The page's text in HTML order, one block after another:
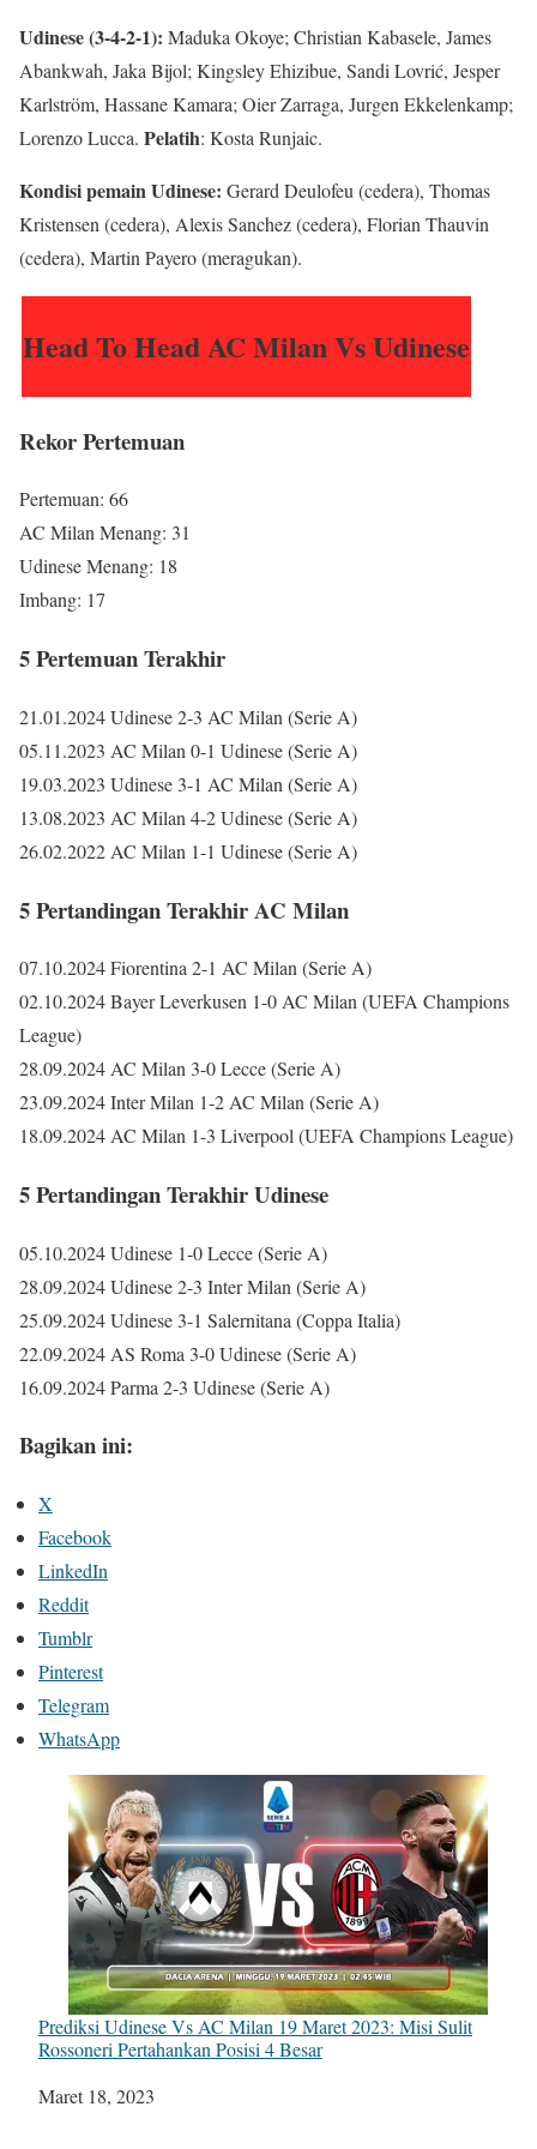
Udinese (3-4-2-1): Maduka Okoye; Christian Kabasele, James
Abankwah, Jaka Bijol; Kingsley Ehizibue, Sandi Lovrić, Jesper
Karlström, Hassane Kamara; Oier Zarraga, Jurgen Ekkelenkamp;
Lorenzo Lucca. Pelatih: Kosta Runjaic.
Kondisi pemain Udinese: Gerard Deulofeu (cedera), Thomas
Kristensen (cedera), Alexis Sanchez (cedera), Florian Thauvin
(cedera), Martin Payero (meragukan).
Head To Head AC Milan Vs Udinese
Rekor Pertemuan
Pertemuan: 66
AC Milan Menang: 31
Udinese Menang: 18
Imbang: 17
5 Pertemuan Terakhir
21.01.2024 Udinese 2-3 AC Milan (Serie A)
05.11.2023 AC Milan 0-1 Udinese (Serie A)
19.03.2023 Udinese 3-1 AC Milan (Serie A)
13.08.2023 AC Milan 4-2 Udinese (Serie A)
26.02.2022 AC Milan 1-1 Udinese (Serie A)
5 Pertandingan Terakhir AC Milan
07.10.2024 Fiorentina 2-1 AC Milan (Serie A)
02.10.2024 Bayer Leverkusen 1-0 AC Milan (UEFA Champions
League)
28.09.2024 AC Milan 3-0 Lecce (Serie A)
23.09.2024 Inter Milan 1-2 AC Milan (Serie A)
18.09.2024 AC Milan 1-3 Liverpool (UEFA Champions League)
5 Pertandingan Terakhir Udinese
05.10.2024 Udinese 1-0 Lecce (Serie A)
28.09.2024 Udinese 2-3 Inter Milan (Serie A)
25.09.2024 Udinese 3-1 Salernitana (Coppa Italia)
22.09.2024 AS Roma 3-0 Udinese (Serie A)
16.09.2024 Parma 2-3 Udinese (Serie A)
Bagikan ini:
X
Facebook
LinkedIn
Reddit
Tumblr
Pinterest
Telegram
WhatsApp
Prediksi Udinese Vs AC Milan 19 Maret 2023: Misi Sulit
Rossoneri Pertahankan Posisi 4 Besar
Tanggal
Maret 18, 2023